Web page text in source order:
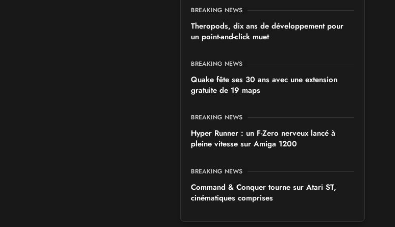
BREAKING NEWS
Theropods, dix ans de développement pour
un point-and-click muet
BREAKING NEWS
Quake fête ses 30 ans avec une extension
gratuite de 19 maps
BREAKING NEWS
Hyper Runner : un F-Zero nerveux lancé à
pleine vitesse sur Amiga 1200
BREAKING NEWS
Command & Conquer tourne sur Atari ST,
cinématiques comprises